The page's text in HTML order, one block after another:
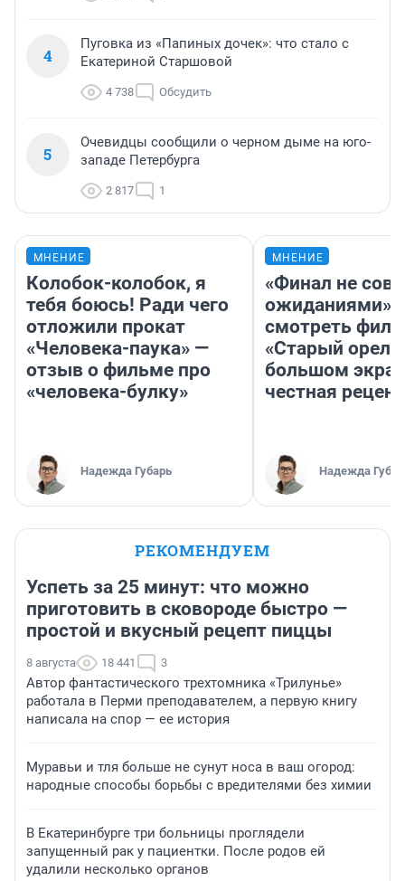
4
Пуговка из «Папиных дочек»: что стало с
Екатериной Старшовой
4 738 Обсудить
5
Очевидцы сообщили о черном дыме на юго-
западе Петербурга
2 817 1
МНЕНИЕ
Колобок-колобок, я
тебя боюсь! Ради чего
отложили прокат
«Человека-паука» —
отзыв о фильме про
«человека-булку»
Надежда Губарь
МНЕНИЕ
«Финал не
ожиданиями»:
смотреть
«Старый орел»
большом
честная
Надежда
РЕКОМЕНДУЕМ
Успеть за 25 минут: что можно
приготовить в сковороде быстро —
простой и вкусный рецепт пиццы
8 августа 18 441 3
Автор фантастического трехтомника «Трилунье»
работала в Перми преподавателем, а первую книгу
написала на спор — ее история
Муравьи и тля больше не сунут носа в ваш огород:
народные способы борьбы с вредителями без химии
В Екатеринбурге три больницы проглядели
запущенный рак у пациентки. После родов ей
удалили несколько органов